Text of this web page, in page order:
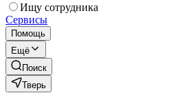
Ищу сотрудника
Сервисы
Помощь
Ещё
Поиск
Тверь